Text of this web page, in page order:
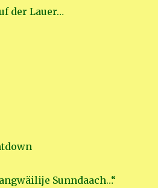
der Lauer…
Sunndaach…“